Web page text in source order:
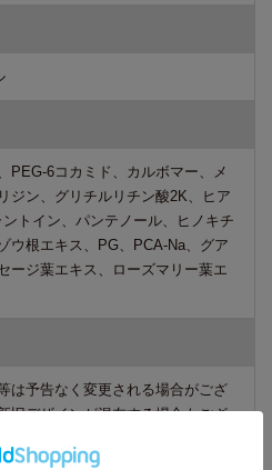
PEG-6コカミド、カルボマー、メ
ジン、グリチルリチン酸2K、ヒア
トイン、パンテノール、ヒノキチ
ウ根エキス、PG、PCA-Na、グア
ージ葉エキス、ローズマリー葉エ
は予告なく変更される場合がござ
旧デザインが混在する場合もござ
すようお願いいたします。